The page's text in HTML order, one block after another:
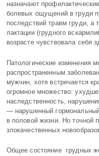
назначают
болевых ощущений в груди
последствий травм груди, а
лактации (грудного
возрасте чувствовала себя
Патологические изменения
распространенным
мужчин, хотя встречается
огромное множество:
наследственность,
― нарушенный
в половой жизни. Но точной
злокачественных
Общее состояние грудных